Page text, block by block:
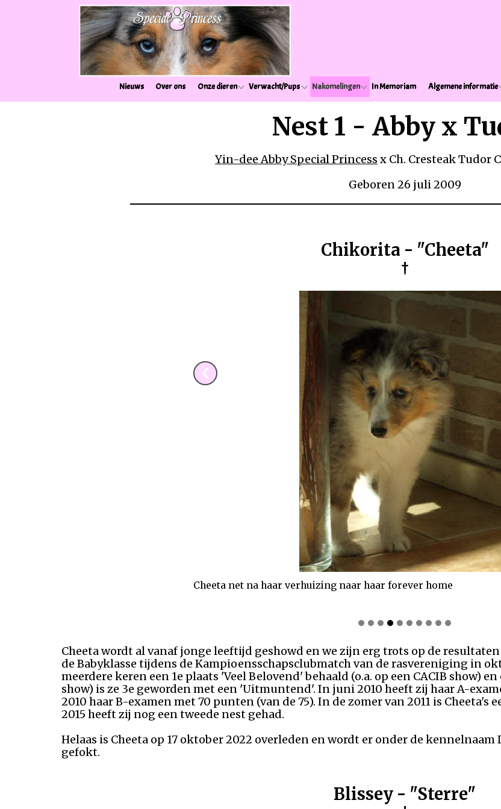
Nieuws Over ons Onze dieren Verwacht/Pups Nakomelingen In Memoriam Algemene informatie
Nest 1 - Abby x
Yin-dee Abby Special Princess x Ch. Cresteak Tudor
Geboren 26 juli 2009
Chikorita - "Cheeta"
†
Cheeta net na haar verhuizing naar haar forever home
Cheeta wordt al vanaf jonge leeftijd geshowd en we zijn erg trots op de
de Babyklasse tijdens de Kampioensschapsclubmatch van de rasvereniging in
meerdere keren een 1e plaats 'Veel Belovend' behaald (o.a. op een CACIB show)
show) is ze 3e geworden met een 'Uitmuntend'. In juni 2010 heeft zij haar A-
2010 haar B-examen met 70 punten (van de 75). In de zomer van 2011 is
2015 heeft zij nog een tweede nest gehad.
Helaas is Cheeta op 17 oktober 2022 overleden en wordt er onder de
gefokt.
Blissey - "Sterre"